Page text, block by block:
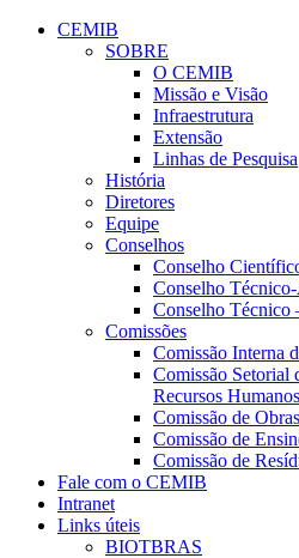
Conteúdo principal
CEMIB
SOBRE
O CEMIB
Missão e Visão
Infraestrutura
Extensão
Linhas de Pesquisa
História
Diretores
Equipe
Conselhos
Conselho
Conselho
Conselho Técnico
Comissões
Comissão Interna
Comissão Setorial
Recursos
Comissão de Obras
Comissão de
Comissão de
Fale com o CEMIB
Intranet
Links úteis
BIOTBRAS